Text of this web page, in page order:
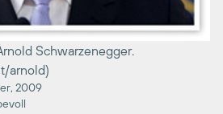
Schwarzenegger.
arnold)
2009